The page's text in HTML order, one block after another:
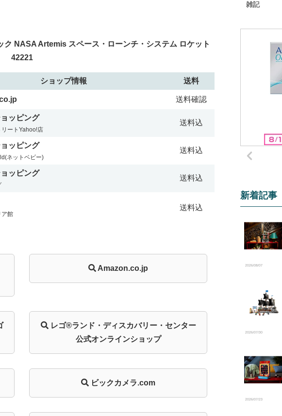
NASA Artemis スペース・ローンチ・システム ロケット
42221
ショップ情報 送料
送料確認
ッピング
ートYahoo!店
送料込
ッピング
ネットベビー)
送料込
ッピング
送料込
ア館
送料込
Amazon.co.jp
レゴ®ランド・ ディスカバリー・ センター
公式オンラインショップ
ビックカメラ.com
雑記
新着記事
2026/08/07
2026/07/30
2026/07/23